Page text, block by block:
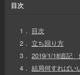
目次
1． 目次
2． 立ち回り方
3． 2019/1/18追記
4． 結局何すればい